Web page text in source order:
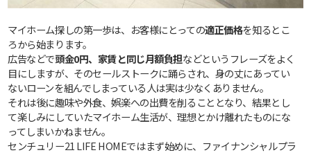
マイホーム探しの第一歩は、お客様にとっての適正価格を知るとこ
ろから始まります。
広告などで頭金0円、家賃と同じ月額負担などというフレーズをよく
目にしますが、そのセールストークに踊らされ、身の丈にあってい
ないローンを組んでしまっている人は実は少なくありません。
それは後に趣味や外食、娯楽への出費を削ることとなり、結果とし
て楽しみにしていたマイホーム生活が、理想とかけ離れたものにな
ってしまいかねません。
センチュリー21 LIFE HOMEではまず始めに、ファイナンシャルプラ